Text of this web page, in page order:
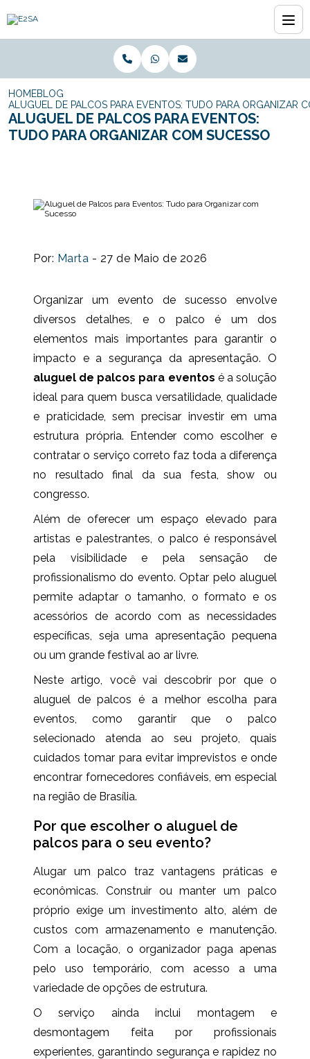
HOMEBLOG
ALUGUEL DE PALCOS PARA EVENTOS: TUDO PARA ORGANIZAR
ALUGUEL DE PALCOS PARA EVENTOS:
TUDO PARA ORGANIZAR COM SUCESSO
Por: Marta - 27 de Maio de 2026
Organizar um evento de sucesso envolve
diversos detalhes, e o palco é um dos
elementos mais importantes para garantir o
impacto e a segurança da apresentação. O
aluguel de palcos para eventos é a solução
ideal para quem busca versatilidade, qualidade
e praticidade, sem precisar investir em uma
estrutura própria. Entender como escolher e
contratar o serviço correto faz toda a diferença
no resultado final da sua festa, show ou
congresso.
Além de oferecer um espaço elevado para
artistas e palestrantes, o palco é responsável
pela visibilidade e pela sensação de
profissionalismo do evento. Optar pelo aluguel
permite adaptar o tamanho, o formato e os
acessórios de acordo com as necessidades
específicas, seja uma apresentação pequena
ou um grande festival ao ar livre.
Neste artigo, você vai descobrir por que o
aluguel de palcos é a melhor escolha para
eventos, como garantir que o palco
selecionado atenda ao seu projeto, quais
cuidados tomar para evitar imprevistos e onde
encontrar fornecedores confiáveis, em especial
na região de Brasília.
Por que escolher o aluguel de
palcos para o seu evento?
Alugar um palco traz vantagens práticas e
econômicas. Construir ou manter um palco
próprio exige um investimento alto, além de
custos com armazenamento e manutenção.
Com a locação, o organizador paga apenas
pelo uso temporário, com acesso a uma
variedade de opções de estrutura.
O serviço ainda inclui montagem e
desmontagem feita por profissionais
experientes, garantindo segurança e rapidez no